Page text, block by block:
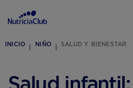
INICIO NIÑO SALUD Y BIENESTAR